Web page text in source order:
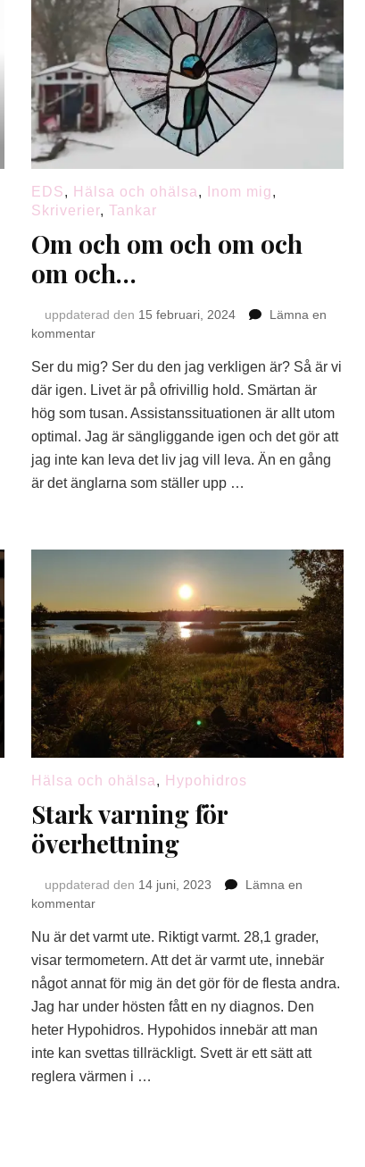
EDS, Hälsa och ohälsa, Inom mig,
Skriverier, Tankar
Om och om och om och
om och…
uppdaterad den 15 februari, 2024
Lämna en
kommentarpå
och
om
och
och
om
och…
Ser du mig? Ser du den jag verkligen är? Så är vi
där igen. Livet är på ofrivillig hold. Smärtan är
hög som tusan. Assistanssituationen är allt utom
optimal. Jag är sängliggande igen och det gör att
jag inte kan leva det liv jag vill leva. Än en gång
är det änglarna som ställer upp …
Hälsa och ohälsa, Hypohidros
Stark varning för
överhettning
uppdaterad den 14 juni, 2023
Lämna en
kommentarpå
varning
för
överhettning
Nu är det varmt ute. Riktigt varmt. 28,1 grader,
visar termometern. Att det är varmt ute, innebär
något annat för mig än det gör för de flesta andra.
Jag har under hösten fått en ny diagnos. Den
heter Hypohidros. Hypohidos innebär att man
inte kan svettas tillräckligt. Svett är ett sätt att
reglera värmen i …